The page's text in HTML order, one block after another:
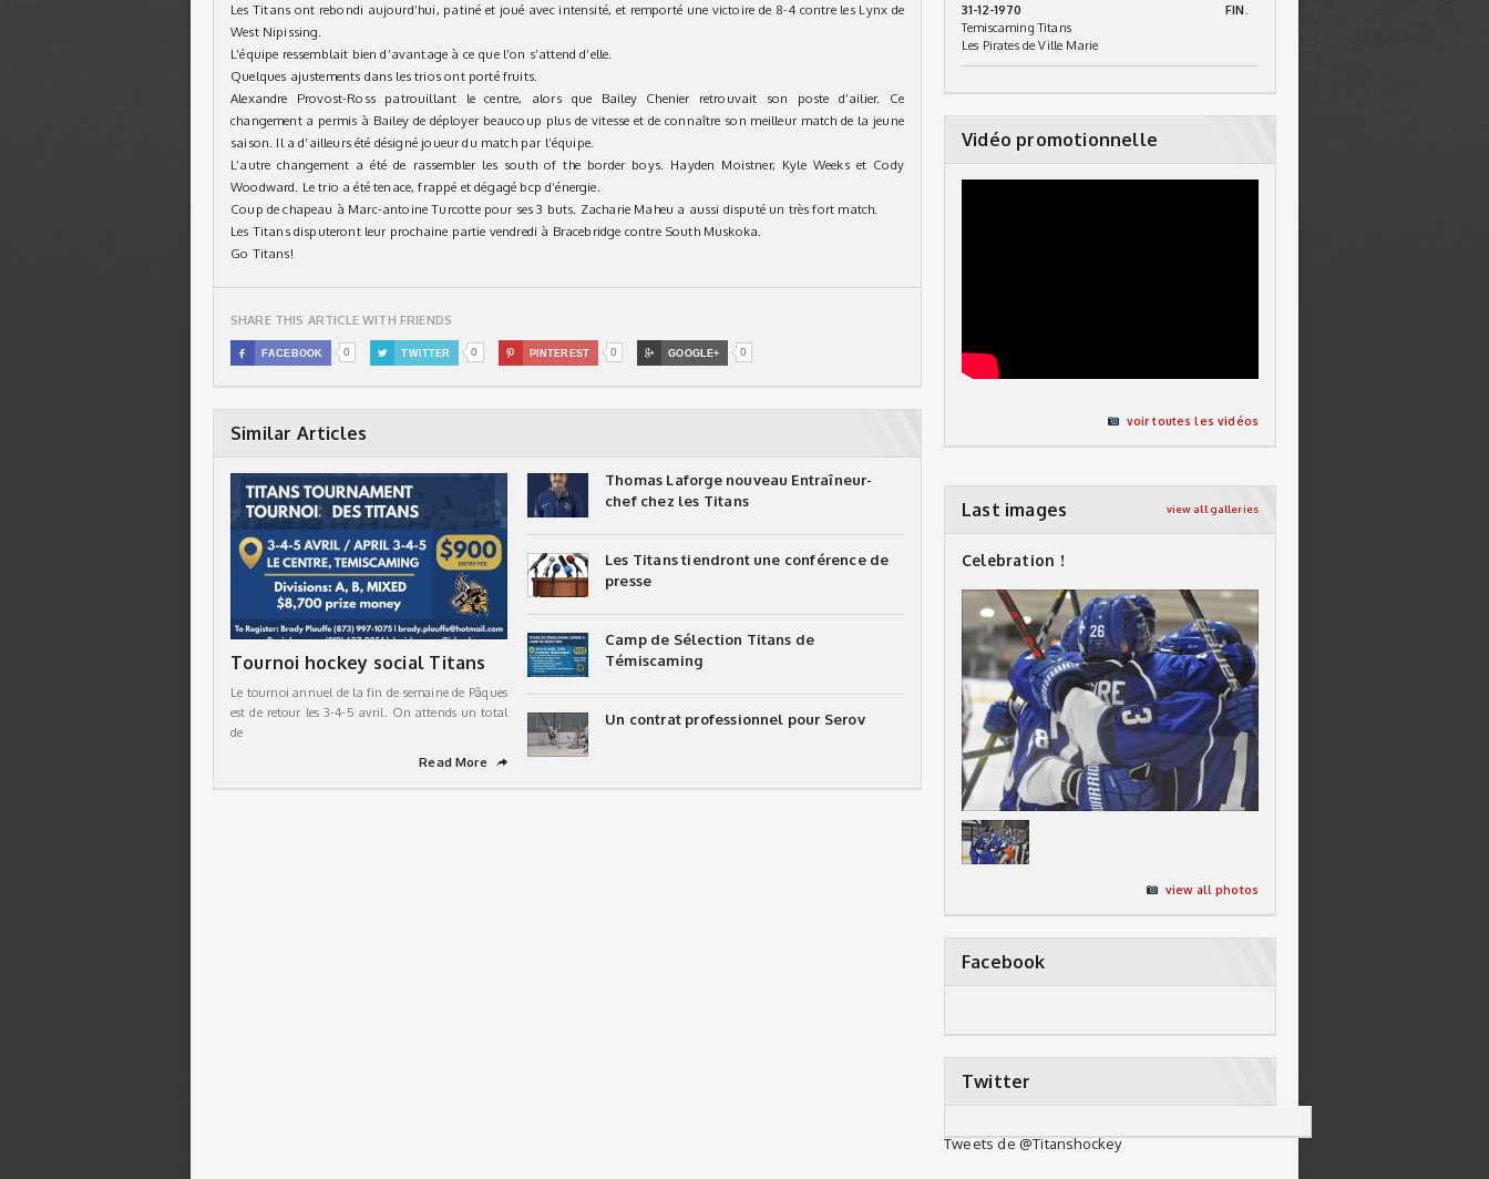
Les Titans ont rebondi aujourd’hui, patiné et joué avec intensité, et remporté une victoire de 8-4 contre les Lynx de
West Nipissing.
L’équipe ressemblait bien d’avantage à ce que l’on s’attend d’elle.
Quelques ajustements dans les trios ont porté fruits.
Alexandre Provost-Ross patrouillant le centre, alors que Bailey Chenier retrouvait son poste d’ailier. Ce
changement a permis à Bailey de déployer beaucoup plus de vitesse et de connaître son meilleur match de la jeune
saison. Il a d’ailleurs été désigné joueur du match par l’équipe.
L’autre changement a été de rassembler les south of the border boys. Hayden Moistner, Kyle Weeks et Cody
Woodward. Le trio a été tenace, frappé et dégagé bcp d’énergie.
Coup de chapeau à Marc-antoine Turcotte pour ses 3 buts. Zacharie Maheu a aussi disputé un très fort match.
Les Titans disputeront leur prochaine partie vendredi à Bracebridge contre South Muskoka.
Go Titans!
SHARE THIS ARTICLE WITH FRIENDS
 FACEBOOK 0  TWITTER 0  PINTEREST 0  GOOGLE+ 0
Similar Articles
Tournoi hockey social Titans
Le tournoi annuel de la fin de semaine de Pâques
est de retour les 3-4-5 avril. On attends un total
de
Read More
➦
Thomas Laforge nouveau Entraîneur-
chef chez les Titans
Les Titans tiendront une conférence de
presse
Camp de Sélection Titans de
Témiscaming
Un contrat professionnel pour Serov
31-12-1970
FIN.
Temiscaming Titans
Les Pirates de Ville Marie
Vidéo promotionnelle
voir toutes les vidéos
Last images view all galleries
Celebration !
view all photos
Facebook
Twitter
Tweets de @Titanshockey